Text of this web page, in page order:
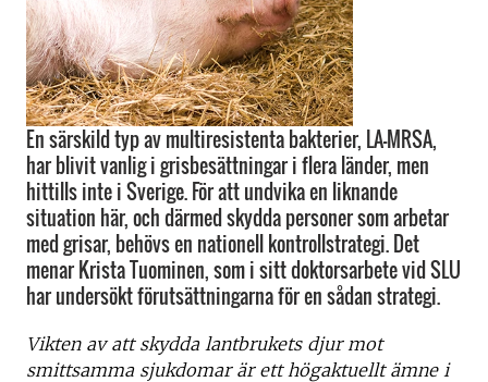
En särskild typ av multiresistenta bakterier, LA-MRSA,
har blivit vanlig i grisbesättningar i flera länder, men
hittills inte i Sverige. För att undvika en liknande
situation här, och därmed skydda personer som arbetar
med grisar, behövs en nationell kontrollstrategi. Det
menar Krista Tuominen, som i sitt doktorsarbete vid SLU
har undersökt förutsättningarna för en sådan strategi.
Vikten av att skydda lantbrukets djur mot
smittsamma sjukdomar är ett högaktuellt ämne i